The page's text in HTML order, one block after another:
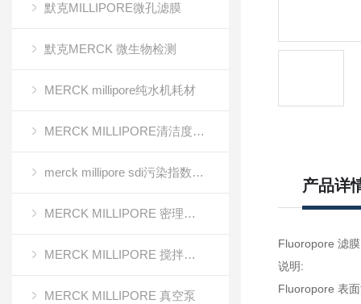
默克MILLIPORE微孔滤膜
默克MERCK 微生物检测
MERCK millipore纯水机耗材
MERCK MILLIPORE清洁度检测专用膜
merck millipore sdi污染指数检测膜
MERCK MILLIPORE 密理博清洁度检测设备
MERCK MILLIPORE 搅拌式超滤装置超滤杯
MERCK MILLIPORE 真空泵
产品详
Fluoropore 滤
说明:
Fluoropore 表